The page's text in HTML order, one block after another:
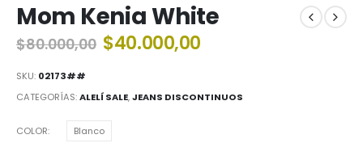
Mom Kenia White
$80.000,00 El
era:
$40.000,00El
es:
SKU: 02173##
CATEGORÍAS:ALELÍ SALE,JEANS DISCONTINUOS
COLOR Blanco